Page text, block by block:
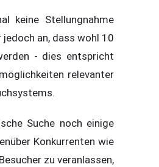
keine Stellungnahme
an, dass wohl 10
- dies entspricht
relevanter
Suche noch einige
Konkurrenten wie
zu veranlassen,